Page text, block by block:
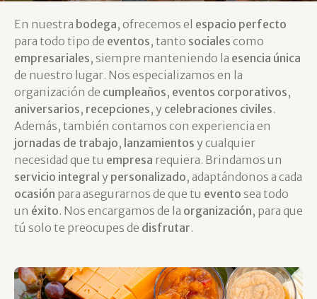
En nuestra bodega, ofrecemos el espacio perfecto
para todo tipo de eventos, tanto sociales como
empresariales, siempre manteniendo la esencia única
de nuestro lugar. Nos especializamos en la
organización de cumpleaños, eventos corporativos,
aniversarios, recepciones, y celebraciones civiles.
Además, también contamos con experiencia en
jornadas de trabajo, lanzamientos y cualquier
necesidad que tu empresa requiera. Brindamos un
servicio integral y personalizado, adaptándonos a cada
ocasión para asegurarnos de que tu evento sea todo
un éxito. Nos encargamos de la organización, para que
tú solo te preocupes de disfrutar.